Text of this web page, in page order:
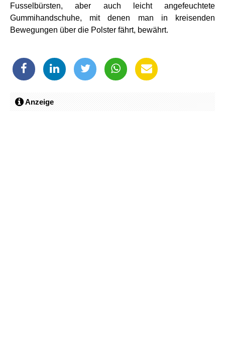
Fusselbürsten, aber auch leicht angefeuchtete
Gummihandschuhe, mit denen man in kreisenden
Bewegungen über die Polster fährt, bewährt.
Anzeige